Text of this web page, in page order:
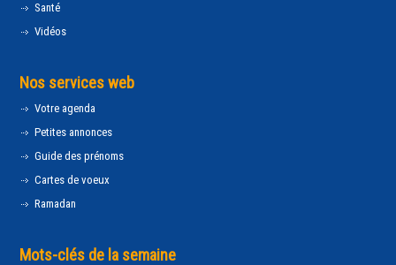
Santé
Vidéos
Nos services web
Votre agenda
Petites annonces
Guide des prénoms
Cartes de voeux
Ramadan
Mots-clés de la semaine